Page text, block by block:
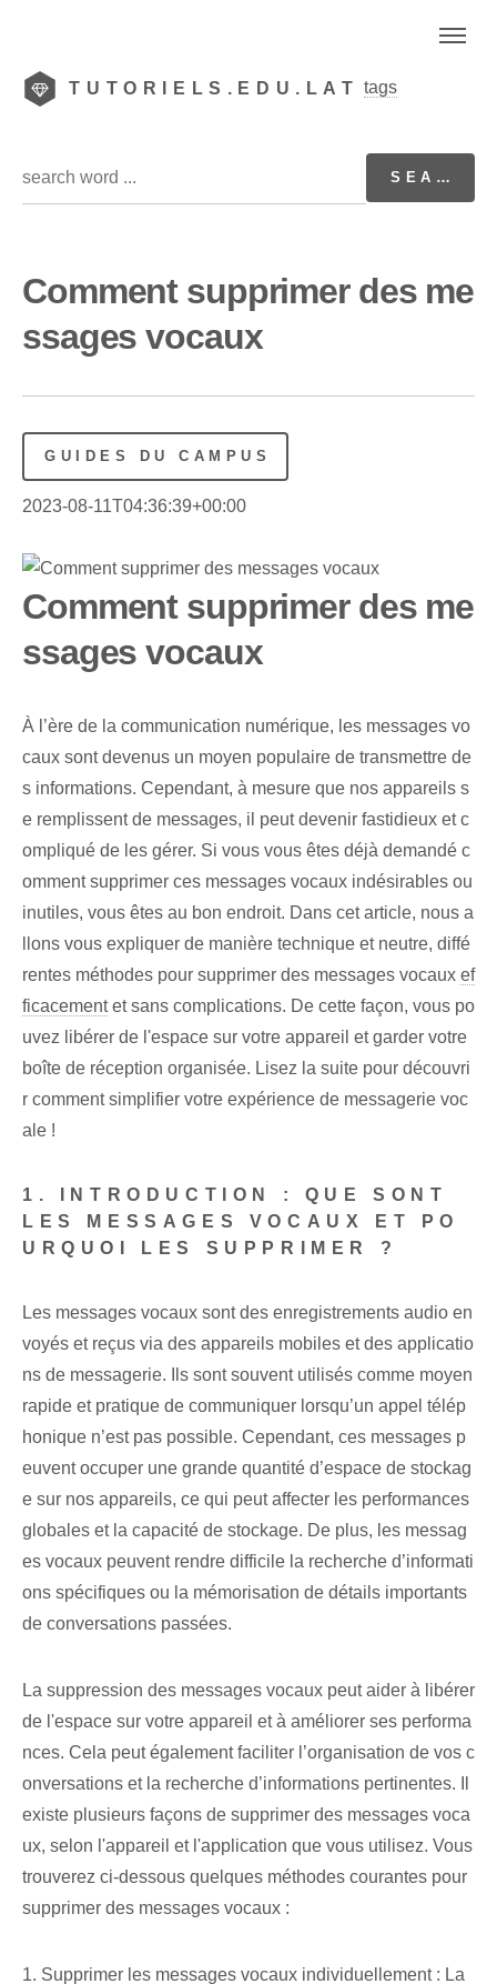
TUTORIELS.EDU.LAT tags
Comment supprimer des me
ssages vocaux
GUIDES DU CAMPUS
2023-08-11T04:36:39+00:00
Comment supprimer des me
ssages vocaux
À l’ère de la communication numérique, les messages vo
caux sont devenus un moyen populaire de transmettre de
s informations. Cependant, à mesure que nos appareils s
e remplissent de messages, il peut devenir fastidieux et c
ompliqué de les gérer. Si vous vous êtes déjà demandé c
omment supprimer ces messages vocaux indésirables ou
inutiles, vous êtes au bon endroit. Dans cet article, nous a
llons vous expliquer de manière technique et neutre, diffé
rentes méthodes pour supprimer des messages vocaux ef
ficacementet sans complications. De cette façon, vous po
uvez libérer de l'espace sur votre appareil et garder votre
boîte de réception organisée. Lisez la suite pour découvri
r comment simplifier votre expérience de messagerie voc
ale !
1. INTRODUCTION : QUE SONT
LES MESSAGES VOCAUX ET PO
URQUOI LES SUPPRIMER ?
Les messages vocaux sont des enregistrements audio en
voyés et reçus via des appareils mobiles et des applicatio
ns de messagerie. Ils sont souvent utilisés comme moyen
rapide et pratique de communiquer lorsqu’un appel télép
honique n’est pas possible. Cependant, ces messages p
euvent occuper une grande quantité d’espace de stockag
e sur nos appareils, ce qui peut affecter les performances
globales et la capacité de stockage. De plus, les messag
es vocaux peuvent rendre difficile la recherche d’informati
ons spécifiques ou la mémorisation de détails importants
de conversations passées.
La suppression des messages vocaux peut aider à libérer
de l'espace sur votre appareil et à améliorer ses performa
nces. Cela peut également faciliter l’organisation de vos c
onversations et la recherche d’informations pertinentes. Il
existe plusieurs façons de supprimer des messages voca
ux, selon l'appareil et l'application que vous utilisez. Vous
trouverez ci-dessous quelques méthodes courantes pour
supprimer des messages vocaux :
1. Supprimer les messages vocaux individuellement : La